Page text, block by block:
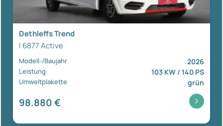
Dethleffs Trend
I 6877 Active
Modell-/Baujahr 2026
Leistung 103 KW / 140 PS
Umweltplakette grün
98.880 €